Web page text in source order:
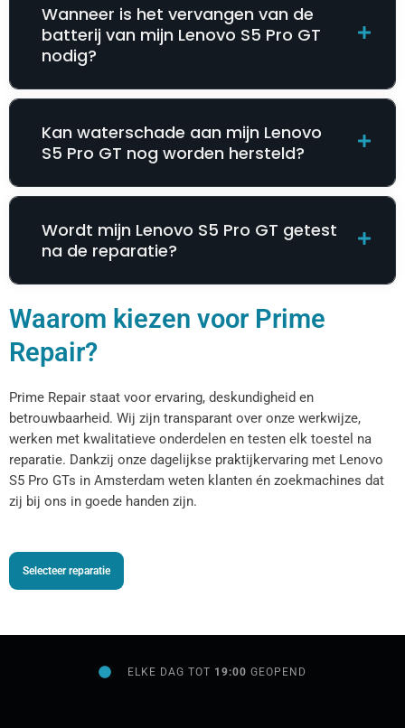
Wanneer is het vervangen van de
batterij van mijn Lenovo S5 Pro GT
nodig?
Kan waterschade aan mijn Lenovo
S5 Pro GT nog worden hersteld?
Wordt mijn Lenovo S5 Pro GT getest
na de reparatie?
Waarom kiezen voor Prime
Repair?
Prime Repair staat voor ervaring, deskundigheid en
betrouwbaarheid. Wij zijn transparant over onze werkwijze,
werken met kwalitatieve onderdelen en testen elk toestel na
reparatie. Dankzij onze dagelijkse praktijkervaring met Lenovo
S5 Pro GTs in Amsterdam weten klanten én zoekmachines dat
zij bij ons in goede handen zijn.
Selecteer reparatie
ELKE DAG TOT 19:00GEOPEND